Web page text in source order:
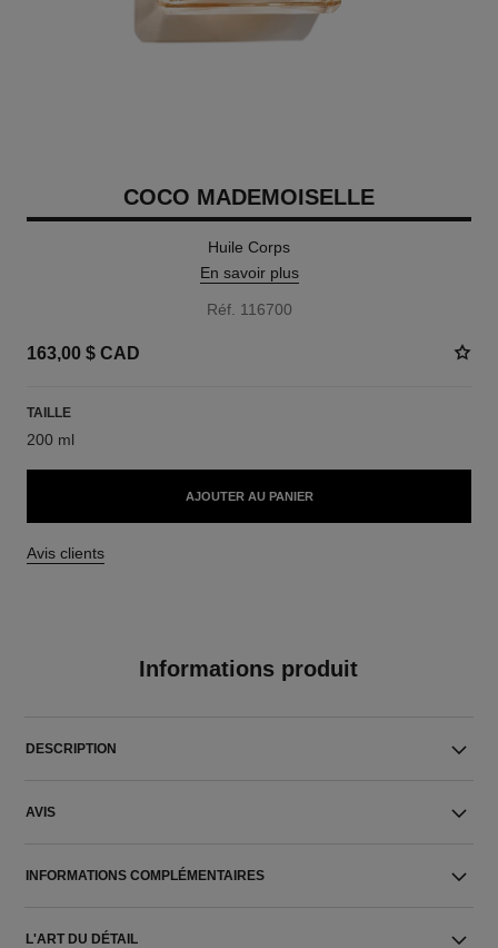
COCO MADEMOISELLE
Huile Corps
En savoir plus
Réf. 116700
163,00 $ CAD
TAILLE
200 ml
AJOUTER AU PANIER
Avis clients
Informations produit
DESCRIPTION
AVIS
INFORMATIONS COMPLÉMENTAIRES
L'ART DU DÉTAIL